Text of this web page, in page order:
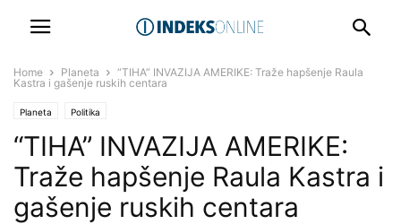
Home Planeta
“TIHA” INVAZIJA AMERIKE: Traže hapšenje Raula
Kastra i gašenje ruskih centara
Planeta Politika
“TIHA” INVAZIJA AMERIKE:
Traže hapšenje Raula Kastra i
gašenje ruskih centara